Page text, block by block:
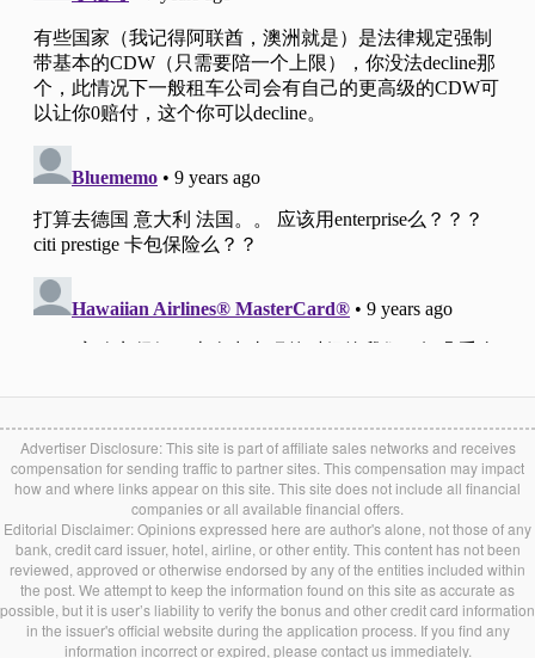
Advertiser Disclosure: This site is part of affiliate sales networks and receives
compensation for sending traffic to partner sites. This compensation may impact
how and where links appear on this site. This site does not include all financial
companies or all available financial offers.
Editorial Disclaimer: Opinions expressed here are author's alone, not those of any
bank, credit card issuer, hotel, airline, or other entity. This content has not been
reviewed, approved or otherwise endorsed by any of the entities included within
the post. We attempt to keep the information found on this site as accurate as
possible, but it is user’s liability to verify the bonus and other credit card information
in the issuer's official website during the application process. If you find any
information incorrect or expired, please contact us immediately.